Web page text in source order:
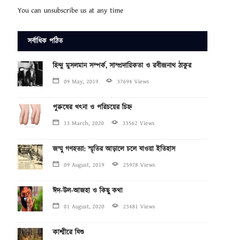
You can unsubscribe us at any time
সর্বাধিক পঠিত
হিন্দু মুসলমান সম্পর্ক, সাম্প্রদায়িকতা ও রবীন্দ্রনাথ ঠাকুর
09 May, 2019 37694 Views
পুরুষের খৎনা ও পরিচয়ের চিহ্ন
13 March, 2020 33562 Views
জম্মু গণহত্যা: স্মৃতির আড়ালে চলে যাওয়া ইতিহাস
09 August, 2019 25978 Views
ঈদ-উল-আজহা ও কিছু কথা
01 August, 2020 23481 Views
কাশ্মীরে যিশু